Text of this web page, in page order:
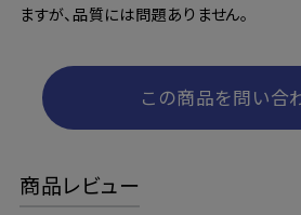
ますが、品質には問題ありません。
この商品を問い合
商品レビュー